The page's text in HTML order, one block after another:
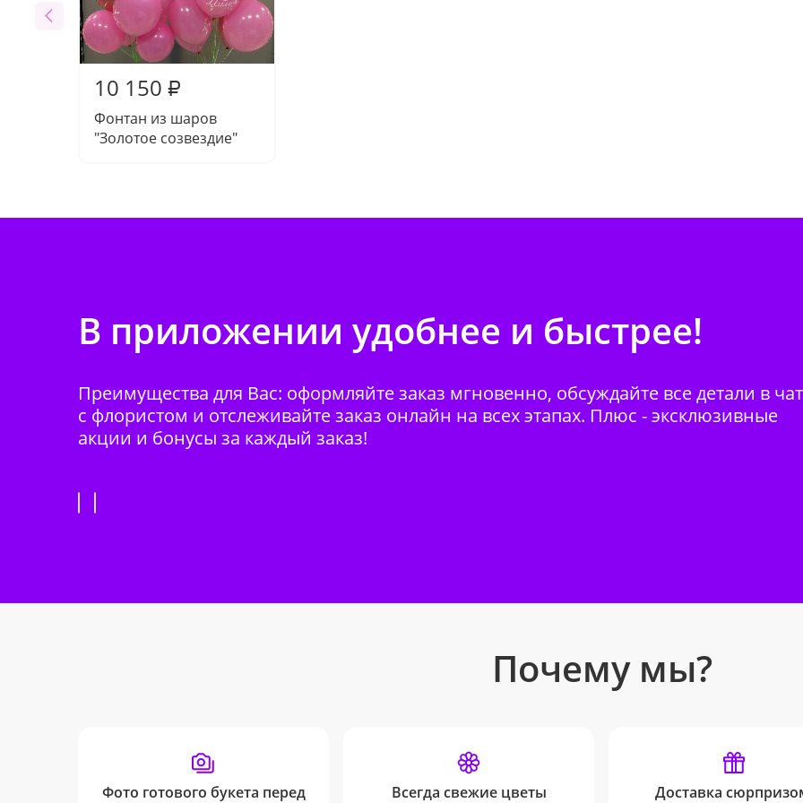
10 150 ₽
Фонтан из шаров
"Золотое созвездие"
В приложении удобнее и быстрее!
Преимущества для Вас: оформляйте заказ мгновенно, обсуждайте все детали в
с флористом и отслеживайте заказ онлайн на всех этапах. Плюс - эксклюзивные
акции и бонусы за каждый заказ!
Почему мы?
Фото готового букета перед
Всегда свежие цветы Доставка